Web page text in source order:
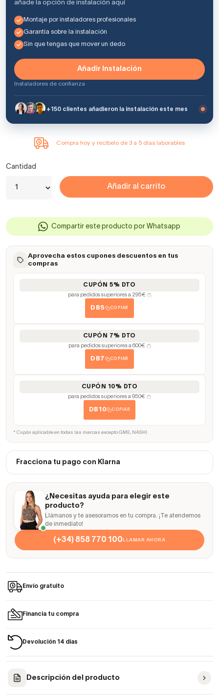
añade la opción de instalación aquí
Montaje por instaladores profesionales
Garantía sobre la instalación
Sin que tengas que mover un dedo
Añadir Instalación
Instaladores de confianza
+150 clientes añadieron la instalación este mes
Compra hoy y recíbelo de 3 a 5 días laborables
Cantidad
Añadir al carrito
Compartir este producto por Whatsapp
Aprovecha estos cupones descuentos en tus
compras
CUPÓN 5% DTO
para pedidos superiores a 295€ (*)
DB5 COPIAR
CUPÓN 7% DTO
para pedidos superiores a 600€ (*)
DB7 COPIAR
CUPÓN 10% DTO
para pedidos superiores a 950€ (*)
DB10 COPIAR
* Cupón aplicable en todas las marcas excepto GME, NASHI.
Fracciona tu pago con Klarna
¿Necesitas ayuda para elegir este
producto?
Llámanos y te asesoramos en tu compra. ¡Te atendemos
de inmediato!
(+34) 858 770 100LLAMAR AHORA
Envío gratuito
Financia tu compra
Devolución 14 días
Descripción del producto